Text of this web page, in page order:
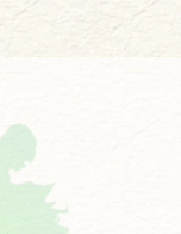
2022年
2020年